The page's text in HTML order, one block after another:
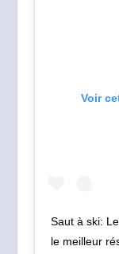
Voir
Saut à ski:
le meilleur